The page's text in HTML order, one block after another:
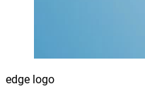
edge logo